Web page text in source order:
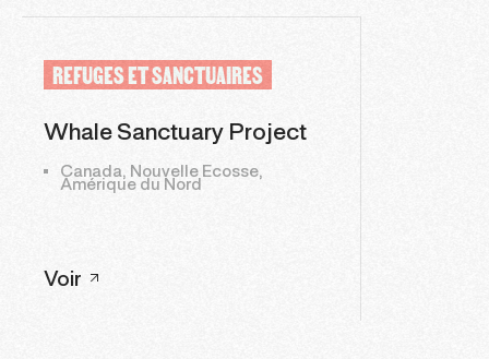
REFUGES ET SANCTUAIRES
Whale Sanctuary Project
Canada, Nouvelle Ecosse,
Amérique du Nord
Voir